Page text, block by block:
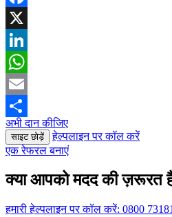
Facebook
X
LinkedIn
WhatsApp
Email
Share
अभी दान कीजिए
साइट छोड़ें
हेल्पलाइन पर कॉल करें
एक रेफरल बनाएं
क्या आपको मदद की ज़रूरत
हमारी हेल्पलाइन पर कॉल करें: 0800